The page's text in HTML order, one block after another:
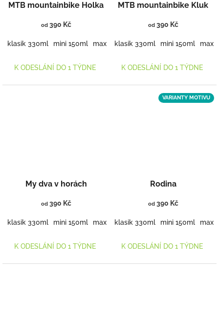
MTB mountainbike Holka
od390 Kč
klasik 330ml mini 150ml maxi 460ml
K ODESLÁNÍ DO 1 TÝDNE
MTB mountainbike Kluk
od390 Kč
klasik 330ml mini 150ml maxi
K ODESLÁNÍ DO 1 TÝDNE
My dva v horách
od390 Kč
klasik 330ml mini 150ml maxi 460ml
K ODESLÁNÍ DO 1 TÝDNE
VARIANTY MOTIVU
Rodina
od390 Kč
klasik 330ml mini 150ml maxi
K ODESLÁNÍ DO 1 TÝDNE